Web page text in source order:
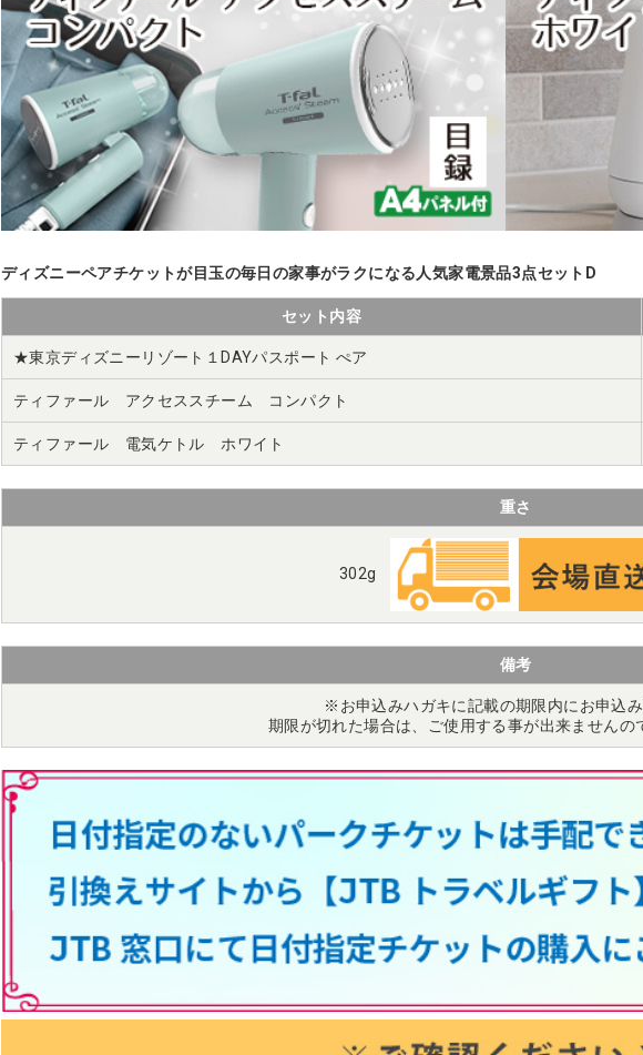
ディズニーペアチケットが目玉の毎日の家事がラクになる人気家電景品3点セットD
セット内容
★東京ディズニーリゾート１DAYパスポート ぺア
ティファール アクセススチーム コンパクト
ティファール 電気ケトル ホワイト
重さ
302g
備考
※お申込みハガキに記載の期限内にお申込み
期限が切れた場合は、ご使用する事が出来ませんの